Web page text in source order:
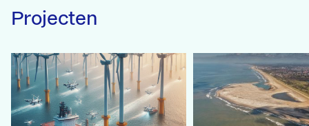
Projecten